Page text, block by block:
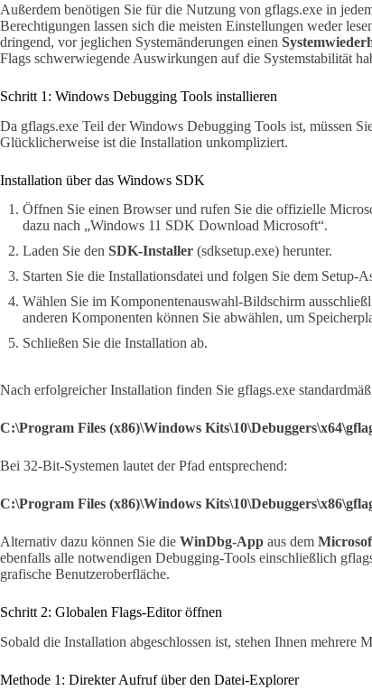
Außerdem benötigen Sie für die Nutzung von gflags.exe in
Berechtigungen lassen sich die meisten Einstellungen weder
dringend, vor jeglichen Systemänderungen einen
Flags schwerwiegende Auswirkungen auf die Systemstabilität
Schritt 1: Windows Debugging Tools installieren
Da gflags.exe Teil der Windows Debugging Tools ist, müssen
Glücklicherweise ist die Installation unkompliziert.
Installation über das Windows SDK
Öffnen Sie einen Browser und rufen Sie die offizielle
dazu nach „Windows 11 SDK Download Microsoft“.
Laden Sie den SDK-Installer (sdksetup.exe) herunter.
Starten Sie die Installationsdatei und folgen Sie dem Setup-
Wählen Sie im Komponentenauswahl-Bildschirm
anderen Komponenten können Sie abwählen, um
Schließen Sie die Installation ab.
Nach erfolgreicher Installation finden Sie gflags.exe
C:\Program Files (x86)\Windows
Bei 32-Bit-Systemen lautet der Pfad entsprechend:
C:\Program Files (x86)\Windows
Alternativ dazu können Sie die WinDbg-App aus dem
ebenfalls alle notwendigen Debugging-Tools einschließlich
grafische Benutzeroberfläche.
Schritt 2: Globalen Flags-Editor öffnen
Sobald die Installation abgeschlossen ist, stehen Ihnen mehrere
Methode 1: Direkter Aufruf über den Datei-Explorer